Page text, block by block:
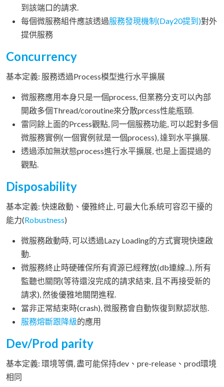
到該端口的請求.
每個微服務組件應該透過服務發現機制(Day20提到)對外
提供服務
Concurrency
基本定義: 服務透過Process模型進行水平擴展
微服務應用本身只是一個process, 但業務分支可以內部
開啟多個Thread/coroutine來分散prcess性能瓶頸.
雷同餘上面的Prcess觀點, 同一個服務功能, 可以起對多個
微服務實例(一個實例就是一個process), 達到水平擴展.
透過添加無狀態process進行水平擴展, 也是上面提過的
觀點.
Disposability
基本定義: 快速啟動、優雅終止, 可最大化系統可容忍干擾的
能力(Robustness)
微服務啟動時, 可以透過Lazy Loading的方式實現快速啟
動.
微服務終止時硬確保所有資源已經釋放(db連線...), 所有
監聽也關閉(等待還沒完成的請求結束, 且不再接受新的
請求), 然後優雅地關閉進程.
當非正常結束時(crash), 微服務會自動恢復到默認狀態.
服務熔斷跟降級的應用
Dev/Prod parity
基本定義: 環境等價, 盡可能保持dev、pre-release、prod環境
相同